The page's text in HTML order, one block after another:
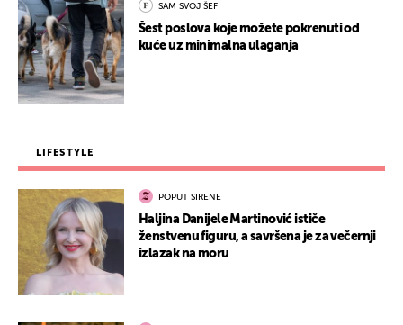
SAM SVOJ ŠEF
Šest poslova koje možete pokrenuti od
kuće uz minimalna ulaganja
LIFESTYLE
POPUT SIRENE
Haljina Danijele Martinović ističe
ženstvenu figuru, a savršena je za večernji
izlazak na moru